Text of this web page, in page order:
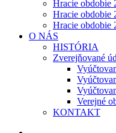
Hracie obdobie
Hracie obdobie
Hracie obdobie
O NÁS
HISTÓRIA
Zverejňované
Verejné
KONTAKT